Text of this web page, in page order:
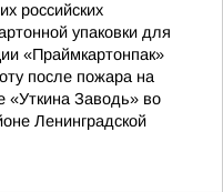
российских
упаковки для
«Праймкартонпак»
после пожара на
«Уткина Заводь» во
Ленинградской